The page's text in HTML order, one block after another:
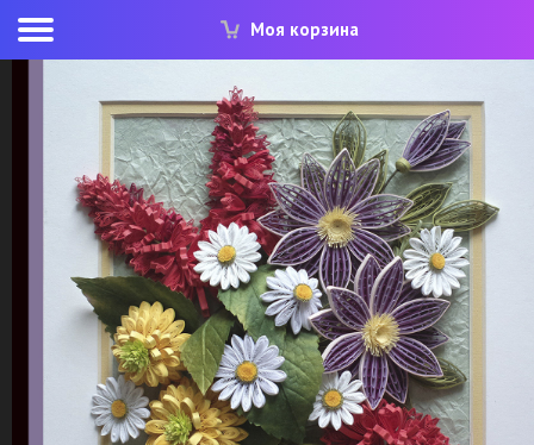
Моя корзина